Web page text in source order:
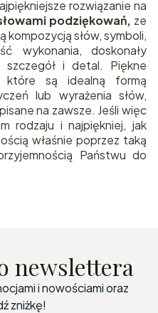
rozwiązanie na
podziękowań, ze
kompozycją słów, symboli,
wykonania, doskonały
szczegół i detal. Piękne
które są idealną formą
lub wyrażenia słów,
na zawsze. Jeśli więc
rodzaju i najpiękniej, jak
właśnie poprzez taką
Państwu do
newslettera
i nowościami oraz
zniżkę!